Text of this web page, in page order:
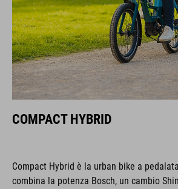
COMPACT HYBRID
Compact Hybrid è la urban bike a
combina la potenza Bosch, un cambio